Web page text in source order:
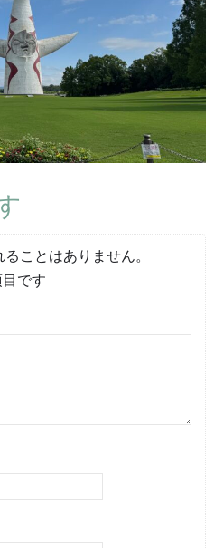
ことはありません。
です